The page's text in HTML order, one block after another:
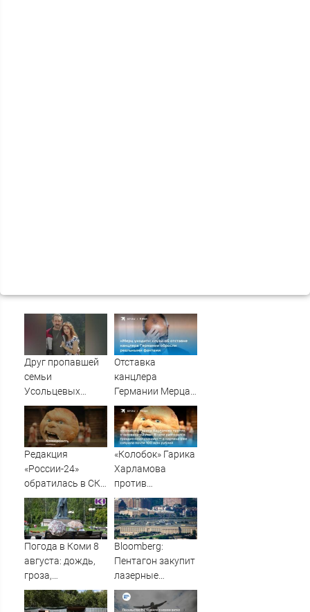
Друг пропавшей
семьи
Усольцевых
получил
аудиосообщение
от них
Отставка
канцлера
Германии Мерца:
последние
новости на 7
августа 2026 и
прогнозы
Редакция
«России-24»
обратилась в СКР
из-за травли
съемочной
группы «Колобка»
«Колобок» Гарика
Харламова
против
«Человека-паука»:
В сети разгорелся
грандиозный
скандал — а
картина уже
Погода в Коми 8
августа: дождь,
гроза,
порывистый
ветер
Bloomberg:
Пентагон закупит
лазерные
противодроновые
установки на